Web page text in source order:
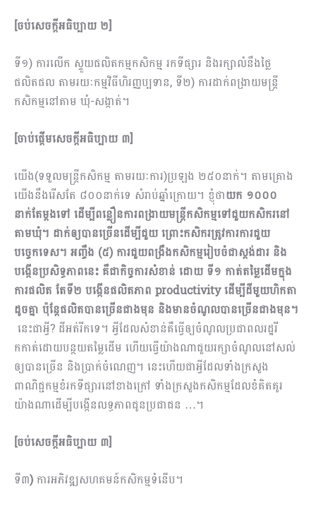
[ចប់សេចក្តីអធិប្បាយ ២]
ទី​១) ការលើក ស្ទួយផលិតកម្មកសិកម្ម រកទីផ្សារ និងរក្សាលំនឹងថ្លៃ
ផលិតផល តាមរយៈកម្មវិធីហិរញ្ញប្បទាន, ទី២) ការដាក់ពង្រាយមន្ត្រី
កសិកម្មនៅតាម​ ឃុំ-សង្កាត់។
[ចាប់ផ្តើមសេចក្តីអធិប្បាយ ៣]
យើង(ទទួលមន្ត្រីកសិកម្ម តាមរយៈការ)ប្រឡង ២៥០នាក់។ តាមគ្រោង
យើងនឹងរើសតែ ៨០០នាក់ទេ សំរាប់ឆ្នាំក្រោយ។ ខ្ញុំថាយក ១០០០
នាក់តែម្តងទៅ ដើម្បីពន្លឿនការពង្រាយមន្រ្តីកសិកម្មទៅជួយកសិករនៅ
តាមឃុំ។ ដាក់ឲ្យបានច្រើនដើម្បីជួយ ព្រោះកសិករត្រូវការការជួយ
បច្ចេកទេស។ អញ្ចឹង (៥) ការជួយពង្រឹងកសិ​កម្មរៀបចំជាស្តង់ដារ និង
បង្កើនប្រសិទ្ធភាពនេះ គឺជាកិច្ចការសំខាន់ ដោយ ទី១ កាត់តម្លៃដើមក្នុង
ការផលិត តែទី២ បង្កើនផលិតភាព productivity ដើម្បីដីមួយហិកតា
ដូចគ្នា ប៉ុន្តែផលិតបានច្រើនជាងមុន និងមានចំ​ណូលបានច្រើនជាងមុន។
នេះជាអ្វី?​ ដីអត់រីកទេ។ អ្វីដែលសំខាន់គឺធ្វើឲ្យចំណូលប្រជាពលរដ្ឋរី
កកាត់ដោយបន្ថយតម្លៃដើម ហើយធ្វើយ៉ាងណាជួយរក្សាចំណូលនៅសល់
ឲ្យបានច្រើន និងប្រាក់ចំណេញ។​​ នេះហើយជាអ្វីដែលទាំងក្រសួង
ពាណិជ្ជកម្មខំរកទីផ្សារនៅខាងក្រៅ ទាំងក្រសួងកសិកម្មដែលខំគិតគូរ
យ៉ាងណាដើម្បីបង្កើនលទ្ធភាពជូនប្រជាជន …។
[ចប់សេចក្តីអធិប្បាយ ៣]
ទី៣) ការអភិវឌ្ឍសហគមន៍កសិកម្មទំនើប។